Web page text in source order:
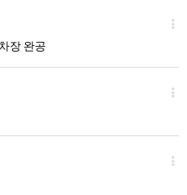
장 완공